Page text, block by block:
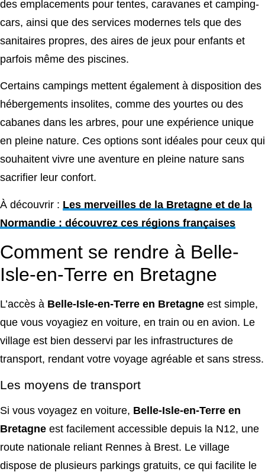
des emplacements pour tentes, caravanes et camping-
cars, ainsi que des services modernes tels que des
sanitaires propres, des aires de jeux pour enfants et
parfois même des piscines.
Certains campings mettent également à disposition des
hébergements insolites, comme des yourtes ou des
cabanes dans les arbres, pour une expérience unique
en pleine nature. Ces options sont idéales pour ceux qui
souhaitent vivre une aventure en pleine nature sans
sacrifier leur confort.
À découvrir : Les merveilles de la Bretagne et de la
Normandie : découvrez ces régions françaises
Comment se rendre à Belle-
Isle-en-Terre en Bretagne
L’accès à Belle-Isle-en-Terre en Bretagne est simple,
que vous voyagiez en voiture, en train ou en avion. Le
village est bien desservi par les infrastructures de
transport, rendant votre voyage agréable et sans stress.
Les moyens de transport
Si vous voyagez en voiture, Belle-Isle-en-Terre en
Bretagne est facilement accessible depuis la N12, une
route nationale reliant Rennes à Brest. Le village
dispose de plusieurs parkings gratuits, ce qui facilite le